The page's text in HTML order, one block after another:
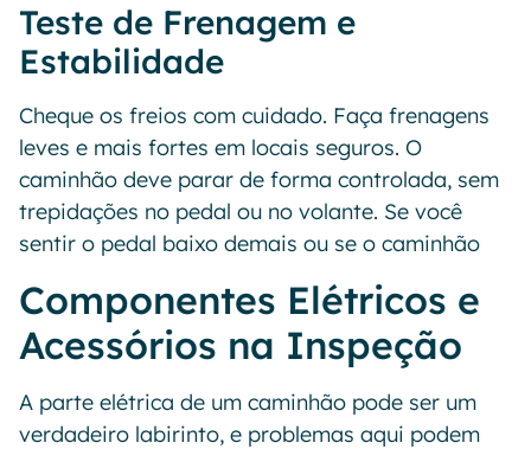
Teste de Frenagem e
Estabilidade
Cheque os freios com cuidado. Faça frenagens
leves e mais fortes em locais seguros. O
caminhão deve parar de forma controlada, sem
trepidações no pedal ou no volante. Se você
sentir o pedal baixo demais ou se o caminhão
Componentes Elétricos e
Acessórios na Inspeção
A parte elétrica de um caminhão pode ser um
verdadeiro labirinto, e problemas aqui podem